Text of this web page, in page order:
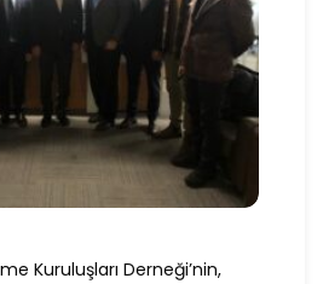
Kuruluşları Derneği’nin,